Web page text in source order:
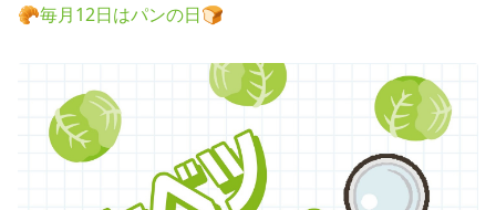
🥐毎月12日はパンの日🍞